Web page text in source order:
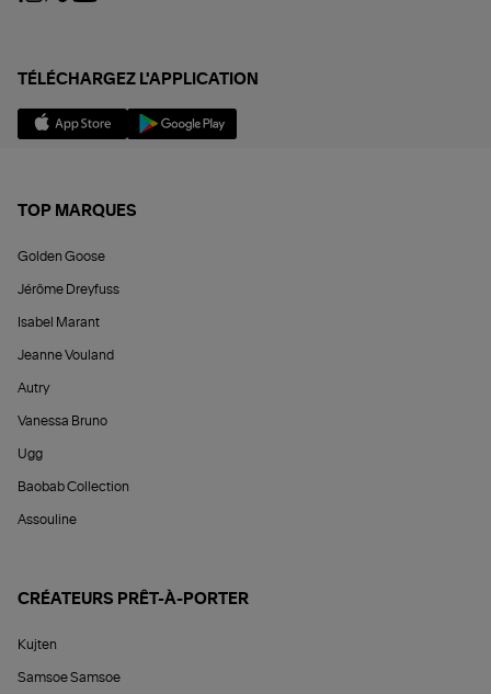
TÉLÉCHARGEZ L'APPLICATION
TOP MARQUES
Golden Goose
Jérôme Dreyfuss
Isabel Marant
Jeanne Vouland
Autry
Vanessa Bruno
Ugg
Baobab Collection
Assouline
CRÉATEURS PRÊT-À-PORTER
Kujten
Samsoe Samsoe